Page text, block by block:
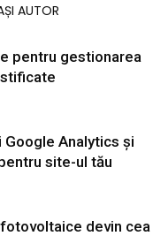
AUTOR
pentru gestionarea
Analytics și
site-ul tău
devin cea